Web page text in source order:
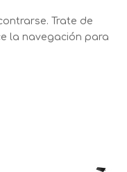
Trate de
la navegación para